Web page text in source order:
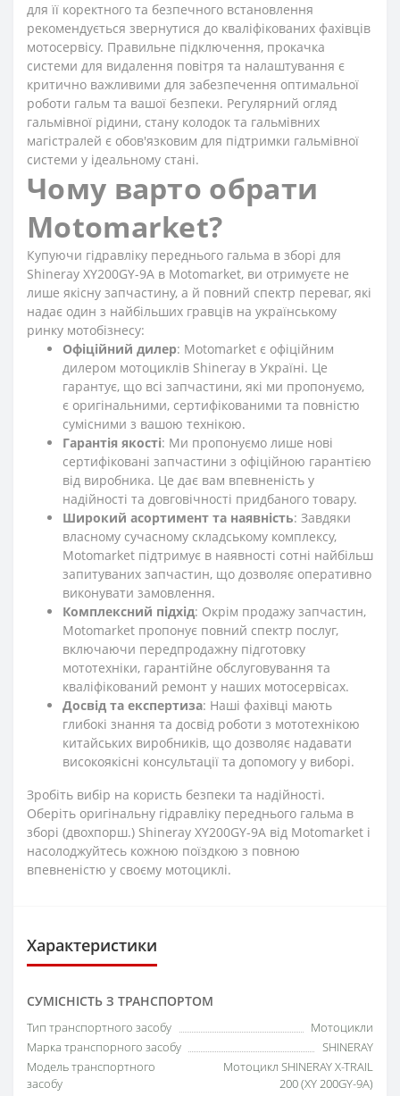
для її коректного та безпечного встановлення
рекомендується звернутися до кваліфікованих фахівців
мотосервісу. Правильне підключення, прокачка
системи для видалення повітря та налаштування є
критично важливими для забезпечення оптимальної
роботи гальм та вашої безпеки. Регулярний огляд
гальмівної рідини, стану колодок та гальмівних
магістралей є обов'язковим для підтримки гальмівної
системи у ідеальному стані.
Чому варто обрати
Motomarket?
Купуючи гідравліку переднього гальма в зборі для
Shineray XY200GY-9A в Motomarket, ви отримуєте не
лише якісну запчастину, а й повний спектр переваг, які
надає один з найбільших гравців на українському
ринку мотобізнесу:
Офіційний дилер: Motomarket є офіційним
дилером мотоциклів Shineray в Україні. Це
гарантує, що всі запчастини, які ми пропонуємо,
є оригінальними, сертифікованими та повністю
сумісними з вашою технікою.
Гарантія якості: Ми пропонуємо лише нові
сертифіковані запчастини з офіційною гарантією
від виробника. Це дає вам впевненість у
надійності та довговічності придбаного товару.
Широкий асортимент та наявність: Завдяки
власному сучасному складському комплексу,
Motomarket підтримує в наявності сотні найбільш
запитуваних запчастин, що дозволяє оперативно
виконувати замовлення.
Комплексний підхід: Окрім продажу запчастин,
Motomarket пропонує повний спектр послуг,
включаючи передпродажну підготовку
мототехніки, гарантійне обслуговування та
кваліфікований ремонт у наших мотосервісах.
Досвід та експертиза: Наші фахівці мають
глибокі знання та досвід роботи з мототехнікою
китайських виробників, що дозволяє надавати
високоякісні консультації та допомогу у виборі.
Зробіть вибір на користь безпеки та надійності.
Оберіть оригінальну гідравліку переднього гальма в
зборі (двохпорш.) Shineray XY200GY-9A від Motomarket і
насолоджуйтесь кожною поїздкою з повною
впевненістю у своєму мотоциклі.
Характеристики
СУМІСНІСТЬ З ТРАНСПОРТОМ
Тип транспортного засобу
Мотоцикли
Марка транспорного засобу
SHINERAY
Модель транспортного
засобу
Мотоцикл SHINERAY X-TRAIL
200 (XY 200GY-9A)